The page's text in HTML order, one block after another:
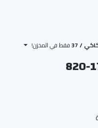
فقط في المخزن!